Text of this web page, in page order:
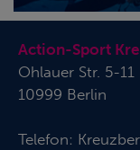
Action-Sport
Ohlauer Str. 5-11
10999 Berlin
Telefon: